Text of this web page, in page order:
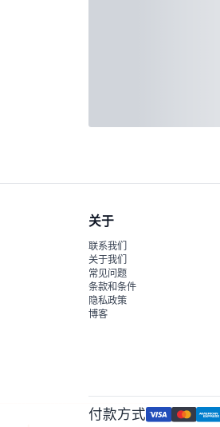
关于
联系我们
关于我们
常见问题
条款和条件
隐私政策
博客
付款方式